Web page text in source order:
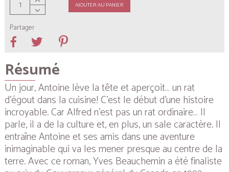
AJOUTER AU PANIER
Partager
Résumé
Un jour, Antoine lève la tête et aperçoit… un rat
d’égout dans la cuisine! C’est le début d’une histoire
incroyable. Car Alfred n’est pas un rat ordinaire… Il
parle, il a de la culture et, en plus, un sale caractère. Il
entraîne Antoine et ses amis dans une aventure
inimaginable qui va les mener presque au centre de la
terre. Avec ce roman, Yves Beauchemin a été finaliste